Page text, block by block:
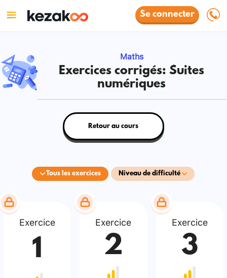
Se connecter
Maths
Exercices corrigés: Suites
numériques
Tous les exercices Niveau de difficulté
Retour au cours
Exercice
1
Exercice
2
Exercice
3